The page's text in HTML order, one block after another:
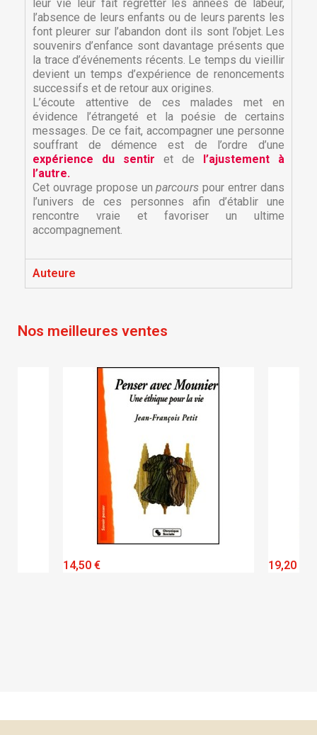
Ajouter à ma liste d'envies
add_circle_outline Créer une nouvelle liste
Créer une liste d'envies ×
Nom de la liste d'envies
Connexion ×
Vous devez être connecté pour ajouter des produits
leur vie leur fait regretter les années de labeur,
l’absence de leurs enfants ou de leurs parents les
font pleurer sur l’abandon dont ils sont l’objet. Les
souvenirs d’enfance sont davantage présents que
la trace d’événements récents. Le temps du vieillir
devient un temps d’expérience de renoncements
successifs et de retour aux origines.
L’écoute attentive de ces malades met en
évidence l’étrangeté et la poésie de certains
messages. De ce fait, accompagner une personne
souffrant de démence est de l’ordre d’une
expérience du sentir et de l’ajustement à
l’autre.
Cet ouvrage propose unparcours pour entrer dans
l’univers de ces personnes afin d’établir une
rencontre vraie et favoriser un ultime
accompagnement.
Auteure
Nos meilleures ventes
14,50 € 19,20 €